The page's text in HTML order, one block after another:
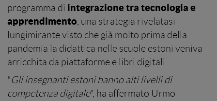
programma di integrazione tra tecnologia e
apprendimento , una strategia rivelatasi
lungimirante visto che già molto prima della
pandemia la didattica nelle scuole estoni veniva
arricchita da piattaforme e libri digitali.
"Gli insegnanti estoni hanno alti livelli di
competenza digitale", ha affermato Urmo